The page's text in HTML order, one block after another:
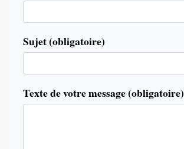
Sujet (obligatoire)
Texte de votre message (obligatoire)